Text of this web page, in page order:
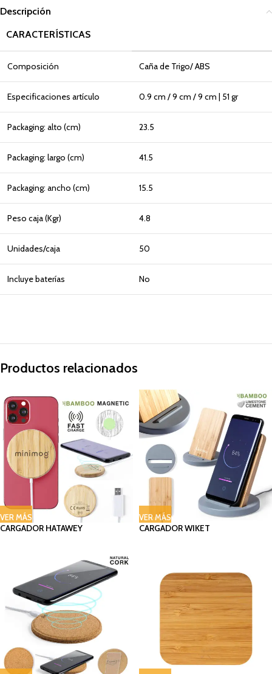
Descripción
CARACTERÍSTICAS
Composición Caña de Trigo/ ABS
Especificaciones artículo 0.9 cm / 9 cm / 9 cm | 51 gr
Packaging: alto (cm) 23.5
Packaging: largo (cm) 41.5
Packaging: ancho (cm) 15.5
Peso caja (Kgr) 4.8
Unidades/caja 50
Incluye baterías No
Productos relacionados
VER MÁS
CARGADOR HATAWEY
VER MÁS
CARGADOR WIKET